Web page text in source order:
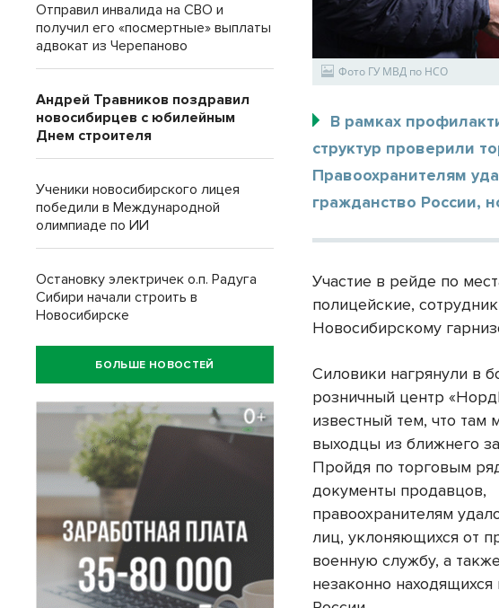
Фото ГУ МВД по НСО
В рамках
структур проверили
Правоохранителям
гражданство России,
Участие в рейде по
полицейские,
Новосибирскому
Силовики нагрянули в
розничный центр
известный тем, что там
выходцы из ближнего
Пройдя по торговым
документы продавцов,
правоохранителям
лиц, уклоняющихся от
военную службу, а
незаконно
Отправил инвалида на СВО и
получил его «посмертные» выплаты
адвокат из Черепаново
Андрей Травников поздравил
новосибирцев с юбилейным
Днем строителя
Ученики новосибирского лицея
победили в Международной
олимпиаде по ИИ
Остановку электричек о.п. Радуга
Сибири начали строить в
Новосибирске
БОЛЬШЕ НОВОСТЕЙ